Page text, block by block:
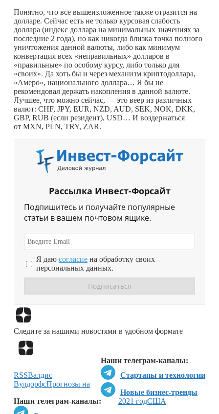
Понятно, что все вышеизложенное также отразится на
долларе. Сейчас есть не только курсовая слабость
доллара (индекс доллара на минимальных значениях за
последние 2 года), но как никогда близка точка полного
уничтожения данной валюты, либо как минимум
конвертация всех «неправильных» долларов в
«правильные» по особому курсу, либо только для
«своих». Да хоть бы и через механизм криптодоллара,
«Амеро», национального доллара… Я бы не
рекомендовал держать накопления в данной валюте.
Лучшее, что можно сейчас, — это веер из различных
валют: CHF, JPY, EUR, NZD, AUD, SEK, NOK, DKK,
GBP, RUB (если резидент), USD… И воздержаться
от MXN, PLN, TRY, ZAR.
Рассылка Инвест-Форсайт
Подпишитесь и получайте популярные
статьи в вашем почтовом ящике.
Я даю согласие на обработку своих
персональных данных.
Следите за нашими новостями в удобном формате
Наши телеграм-каналы:
Стартапы и технологии
Новые бизнес-тренды
Наши телеграм-каналы:
RSSВалдис
ВулдорфсПрогнозы на
2021 годСША